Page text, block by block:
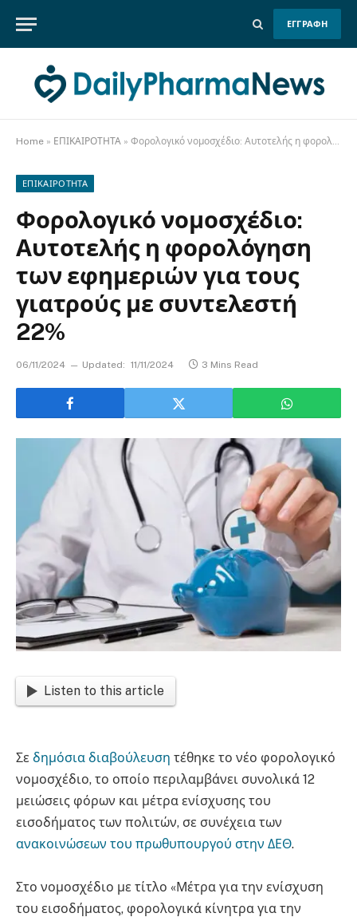
ΕΓΓΡΑΦΗ
Home » ΕΠΙΚΑΙΡΟΤΗΤΑ » Φορολογικό νομοσχέδιο: Αυτοτελής η φορολόγηση των εφημεριών για τους γιατρούς με συντελεστή 22%
ΕΠΙΚΑΙΡΟΤΗΤΑ
Φορολογικό νομοσχέδιο:
Αυτοτελής η φορολόγηση
των εφημεριών για τους
γιατρούς με συντελεστή
22%
06/11/2024 Updated: 11/11/2024 3 Mins Read
Listen to this article
Σε δημόσια διαβούλευση τέθηκε το νέο φορολογικό
νομοσχέδιο, το οποίο περιλαμβάνει συνολικά 12
μειώσεις φόρων και μέτρα ενίσχυσης του
εισοδήματος των πολιτών, σε συνέχεια των
ανακοινώσεων του πρωθυπουργού στην ΔΕΘ.
Στο νομοσχέδιο με τίτλο «Μέτρα για την ενίσχυση
του εισοδήματος, φορολογικά κίνητρα για την